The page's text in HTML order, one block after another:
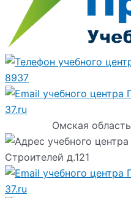
8937
37.ru
Омская область
Строителей д.121
37.ru